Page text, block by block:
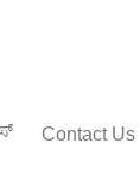
Contact Us